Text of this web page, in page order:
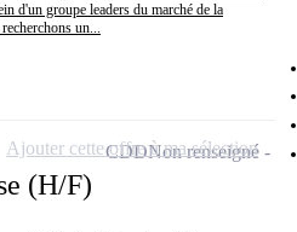
d'un groupe leaders du marché de la
un...
(H/F)
CDDNon renseigné
Ajouter cette offre à ma sélection